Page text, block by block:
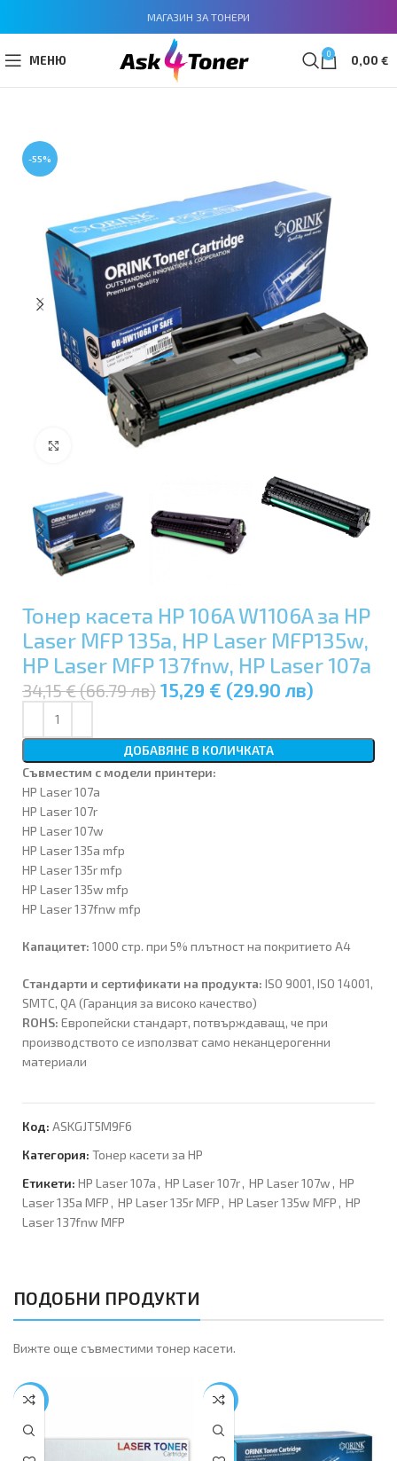
МАГАЗИН ЗА ТОНЕРИ
МЕНЮ 0 0,00 €
-55%
Тонер касета HP 106A W1106A за HP
Laser MFP 135a, HP Laser MFP135w,
HP Laser MFP 137fnw, HP Laser 107a
34,15 € (66.79 лв) 15,29 € (29.90 лв)
ДОБАВЯНЕ В КОЛИЧКАТА
Съвместим с модели принтери:
HP Laser 107a
HP Laser 107r
HP Laser 107w
HP Laser 135a mfp
HP Laser 135r mfp
HP Laser 135w mfp
HP Laser 137fnw mfp
Капацитет: 1000 стр. при 5% плътност на покритието А4
Стандарти и сертификати на продукта: ISO 9001, ISO 14001,
SMTC, QA (Гаранция за високо качество)
ROHS: Европейски стандарт, потвърждаващ, че при
производството се използват само неканцерогенни
материали
Код: ASKGJT5M9F6
Категория: Тонер касети за HP
Етикети: HP Laser 107a , HP Laser 107r, HP Laser 107w , HP
Laser 135a MFP , HP Laser 135r MFP , HP Laser 135w MFP , HP
Laser 137fnw MFP
ПОДОБНИ ПРОДУКТИ
Вижте още съвместими тонер касети.
-43% -17%